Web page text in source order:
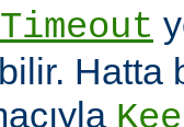
Hatta